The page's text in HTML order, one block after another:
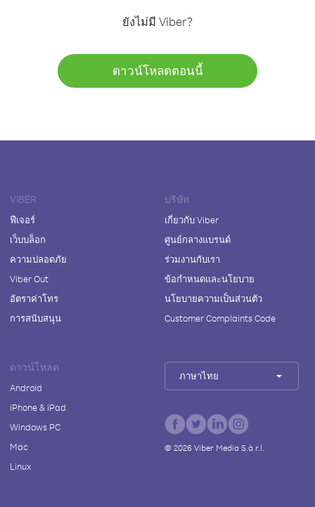
ยังไม่มี Viber?
ดาวน์โหลดตอนนี้
VIBER
ฟีเจอร์
เว็บบล็อก
ความปลอดภัย
Viber Out
อัตราค่าโทร
การสนับสนุน
บริษัท
เกี่ยวกับ Viber
ศูนย์กลางแบรนด์
ร่วมงานกับเรา
ข้อกำหนดและนโยบาย
นโยบายความเป็นส่วนตัว
Customer Complaints Code
ดาวน์โหลด
Android
iPhone & iPad
Windows PC
Mac
Linux
ภาษาไทย
© 2026Viber Media S.à r.l.